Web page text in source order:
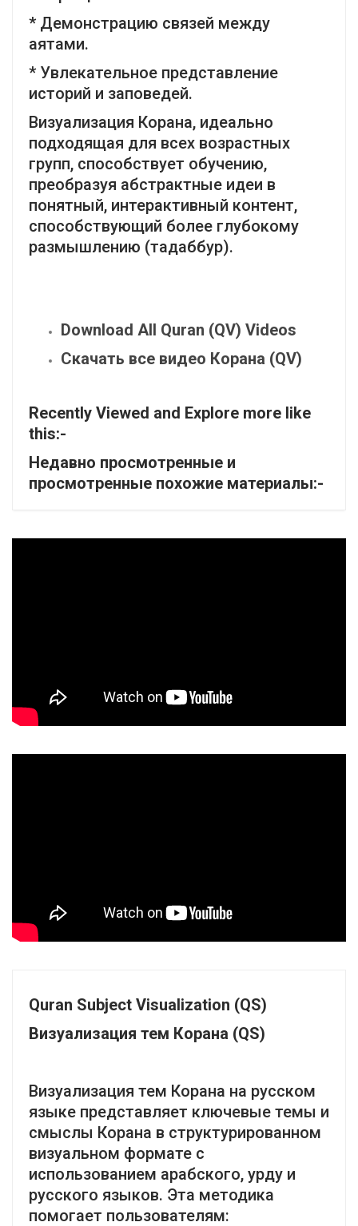
* Демонстрацию связей между
аятами.
* Увлекательное представление
историй и заповедей.
Визуализация Корана, идеально
подходящая для всех возрастных
групп, способствует обучению,
преобразуя абстрактные идеи в
понятный, интерактивный контент,
способствующий более глубокому
размышлению (тадаббур).
Download All Quran (QV) Videos
Скачать все видео Корана (QV)
Recently Viewed and Explore more like
this:-
Недавно просмотренные и
просмотренные похожие материалы:-
Quran Subject Visualization (QS)
Визуализация тем Корана (QS)
Визуализация тем Корана на русском
языке представляет ключевые темы и
смыслы Корана в структурированном
визуальном формате с
использованием арабского, урду и
русского языков. Эта методика
помогает пользователям: